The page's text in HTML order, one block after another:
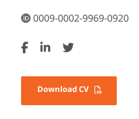
0009-0002-9969-0920
Download CV